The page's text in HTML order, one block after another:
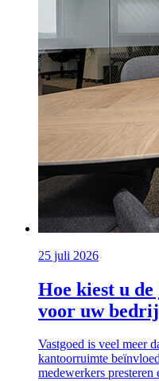
25 juli 2026
Hoe kiest u
voor uw
Vastgoed is veel meer
kantoorruimte
medewerkers